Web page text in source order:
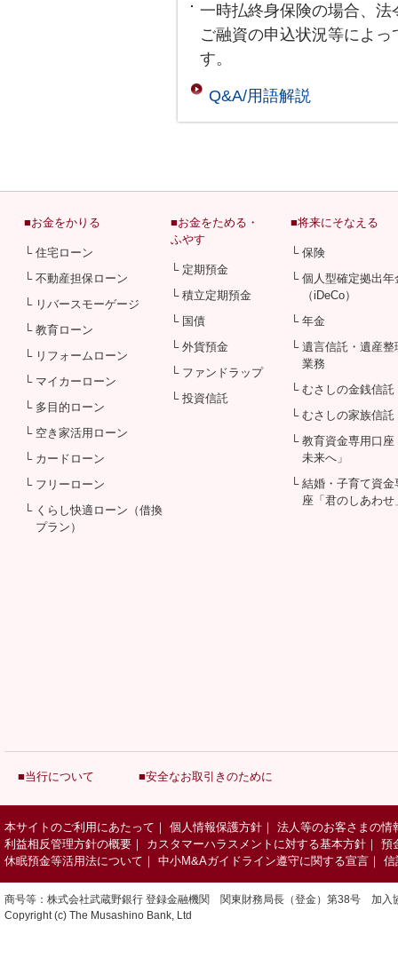
一時払終身保険の場合、
ご融資の申込状況等によ
す。
Q&A/用語解説
■お金をかりる
└ 住宅ローン
└ 不動産担保ローン
└ リバースモーゲージ
└ 教育ローン
└ リフォームローン
└ マイカーローン
└ 多目的ローン
└ 空き家活用ローン
└ カードローン
└ フリーローン
└ くらし快適ローン（借換
プラン）
■お金をためる・
ふやす
└ 定期預金
└ 積立定期預金
└ 国債
└ 外貨預金
└ ファンドラップ
└ 投資信託
■将来にそなえる
└ 保険
└ 個人型確定拠出年
（iDeCo）
└ 年金
└ 遺言信託・遺産整
業務
└ むさしの金銭信託
└ むさしの家族信託
└ 教育資金専用口座
未来へ」
└ 結婚・子育て資金
座「君のしあわせ
■当行について ■安全なお取引きのために
本サイトのご利用にあたって ｜ 個人情報保護方針 ｜
法人等のお客さまの情
利益相反管理方針の概要 ｜ カスタマーハラスメントに対する基本方針 ｜
預
休眠預金等活用法について ｜ 中小M&Aガイドライン遵守に関する宣言 ｜ 信
商号等：株式会社武蔵野銀行 登録金融機関 関東財務局長（登金）第38号 加入
Copyright (c) The Musashino Bank, Ltd